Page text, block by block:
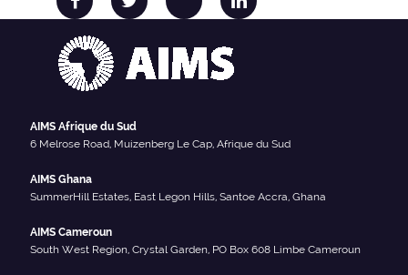
AIMS Afrique du Sud
6 Melrose Road, Muizenberg Le Cap, Afrique du Sud
AIMS Ghana
SummerHill Estates, East Legon Hills, Santoe Accra, Ghana
AIMS Cameroun
South West Region, Crystal Garden, PO Box 608 Limbe Cameroun